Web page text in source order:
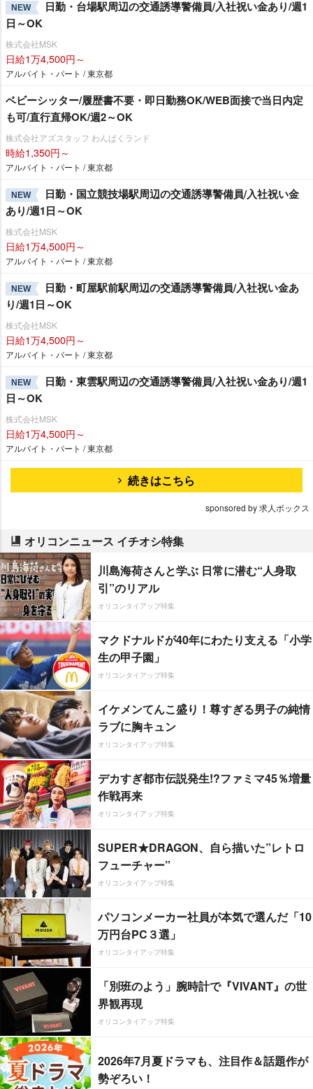
NEW
日勤・台場駅周辺の交通誘導警備員/入社祝い金あり/週1
日～OK
株式会社MSK
日給1万4,500円～
アルバイト・パート / 東京都
ベビーシッター/履歴書不要・即日勤務OK/WEB面接で当日内定
も可/直行直帰OK/週2～OK
株式会社アズスタッフ わんぱくランド
時給1,350円～
アルバイト・パート / 東京都
NEW
日勤・国立競技場駅周辺の交通誘導警備員/入社祝い金
あり/週1日～OK
株式会社MSK
日給1万4,500円～
アルバイト・パート / 東京都
NEW
日勤・町屋駅前駅周辺の交通誘導警備員/入社祝い金あ
り/週1日～OK
株式会社MSK
日給1万4,500円～
アルバイト・パート / 東京都
NEW
日勤・東雲駅周辺の交通誘導警備員/入社祝い金あり/週1
日～OK
株式会社MSK
日給1万4,500円～
アルバイト・パート / 東京都
続きはこちら
sponsored by 求人ボックス
オリコンニュース イチオシ特集
川島海荷さんと学ぶ 日常に潜む“人身取
引”のリアル
オリコンタイアップ特集
マクドナルドが40年にわたり支える「小学
生の甲子園」
オリコンタイアップ特集
イケメンてんこ盛り！尊すぎる男子の純情
ラブに胸キュン
オリコンタイアップ特集
デカすぎ都市伝説発生!?ファミマ45％増量
作戦再来
オリコンタイアップ特集
SUPER★DRAGON、自ら描いた”レトロ
フューチャー”
オリコンタイアップ特集
パソコンメーカー社員が本気で選んだ「10
万円台PC３選」
オリコンタイアップ特集
「別班のよう」腕時計で『VIVANT』の世
界観再現
オリコンタイアップ特集
2026年7月夏ドラマも、注目作＆話題作が
勢ぞろい！